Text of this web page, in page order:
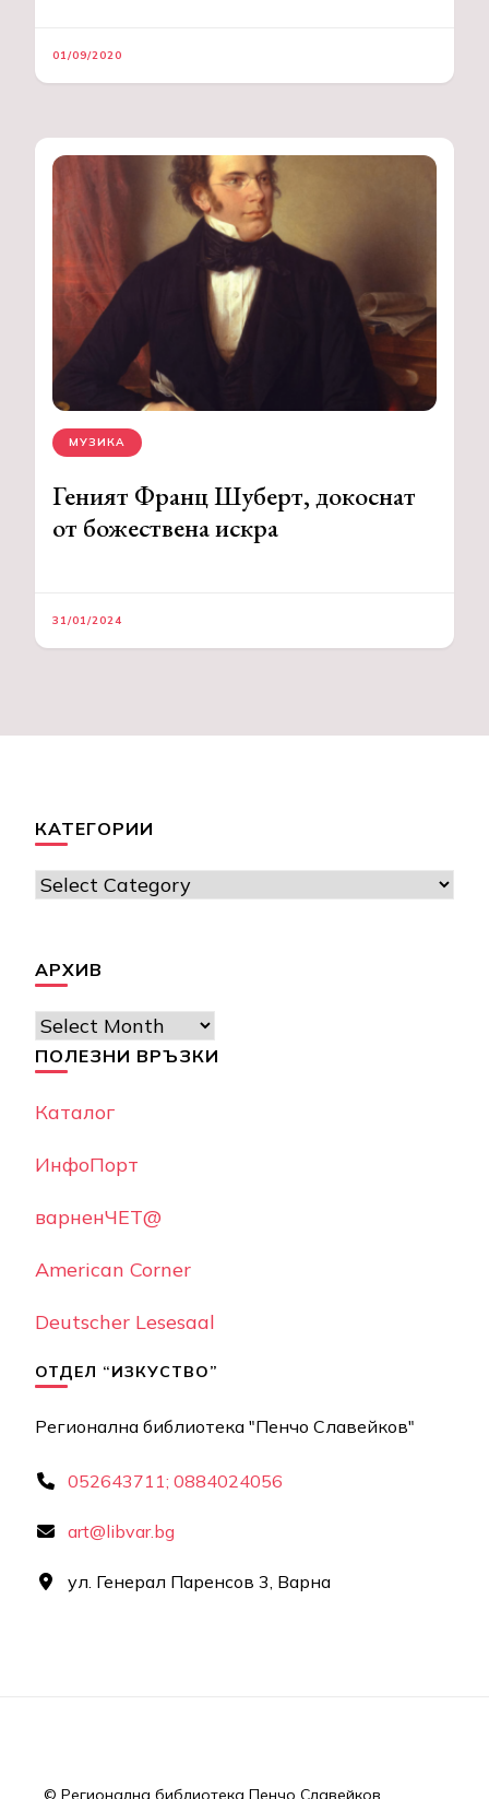
01/09/2020
МУЗИКА
Геният Франц Шуберт, докоснат
от божествена искра
31/01/2024
КАТЕГОРИИ
Категории
АРХИВ
Архив
ПОЛЕЗНИ ВРЪЗКИ
Каталог
ИнфоПорт
варненЧЕТ@
American Corner
Deutscher Lesesaal
ОТДЕЛ “ИЗКУСТВО”
Регионална библиотека "Пенчо Славейков"
052643711; 0884024056
art@libvar.bg
ул. Генерал Паренсов 3, Варна